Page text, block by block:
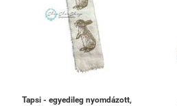
Tapsi - egyedileg nyomdázott,